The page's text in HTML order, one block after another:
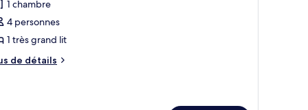
:
1 chambre
4 personnes
1 très grand lit
de détails